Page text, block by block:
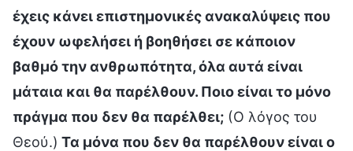
έχεις κάνει επιστημονικές ανακαλύψεις που
έχουν ωφελήσει ή βοηθήσει σε κάποιον
βαθμό την ανθρωπότητα, όλα αυτά είναι
μάταια και θα παρέλθουν. Ποιο είναι το μόνο
πράγμα που δεν θα παρέλθει; (Ο λόγος του
Θεού.) Τα μόνα που δεν θα παρέλθουν είναι ο